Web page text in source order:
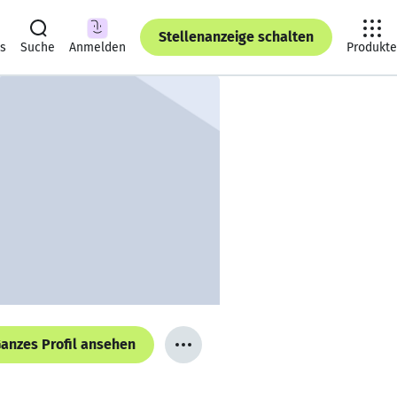
Suche Anmelden
Stellenanzeige schalten
Produkte
Profil ansehen